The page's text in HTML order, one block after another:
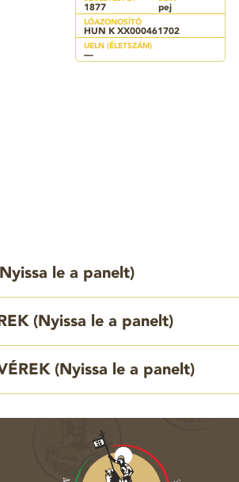
1877 pej
LÓAZONOSÍTÓ
HUN K XX000461702
UELN (ÉLETSZÁM)
—
Nyissa le a panelt)
( Nyissa le a panelt)
( Nyissa le a panelt)